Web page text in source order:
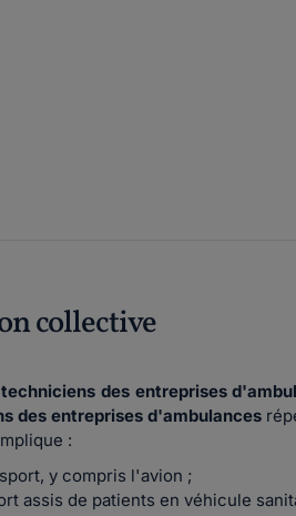
collective
des entreprises
des entreprises d'ambulances
:
y compris l'avion ;
assis de patients en véhicule